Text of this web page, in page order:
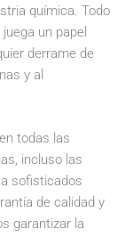
química. Todo
un papel
derrame de
y al
todas las
incluso las
sofisticados
de calidad y
garantizar la